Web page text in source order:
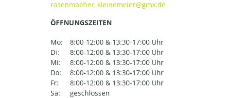
ÖFFNUNGSZEITEN
Mo:
8:00-12:00 & 13:30-17:00 Uhr
Di:
8:00-12:00 & 13:30-17:00 Uhr
Mi:
8:00-12:00 & 13:30-17:00 Uhr
Do:
8:00-12:00 & 13:30-17:00 Uhr
Fr:
8:00-12:00 & 13:30-17:00 Uhr
Sa:
geschlossen